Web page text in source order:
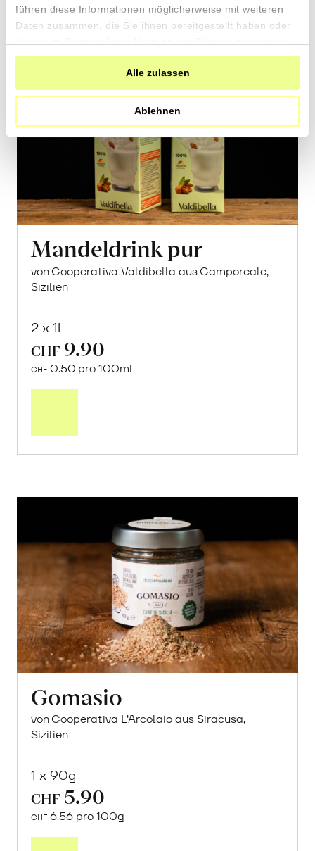
führen diese Informationen möglicherweise mit weiteren
Daten zusammen, die Sie ihnen bereitgestellt haben oder
haben.
Alle zulassen
Ablehnen
Mandeldrink pur
von Cooperativa Valdibella aus Camporeale,
Sizilien
2 x 1l
CHF 9.90
CHF 0.50 pro 100ml
Gomasio
von Cooperativa L’Arcolaio aus Siracusa,
Sizilien
1 x 90g
CHF 5.90
CHF 6.56 pro 100g